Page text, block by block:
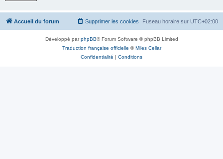
Accueil du forum Fuseau horaire sur UTC+02:00
Supprimer les cookies
Développé parphpBB® Forum Software © phpBB Limited
Traduction française officielle ©Miles Cellar
Confidentialité | Conditions